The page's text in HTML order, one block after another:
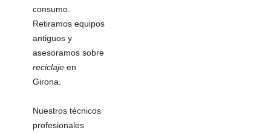
consumo.
Retiramos equipos
antiguos y
asesoramos sobre
reciclaje en
Girona.
Nuestros técnicos
profesionales